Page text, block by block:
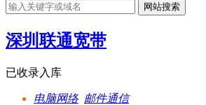
网站搜索
深圳联通宽带
已收录入库
电脑网络 邮件通信